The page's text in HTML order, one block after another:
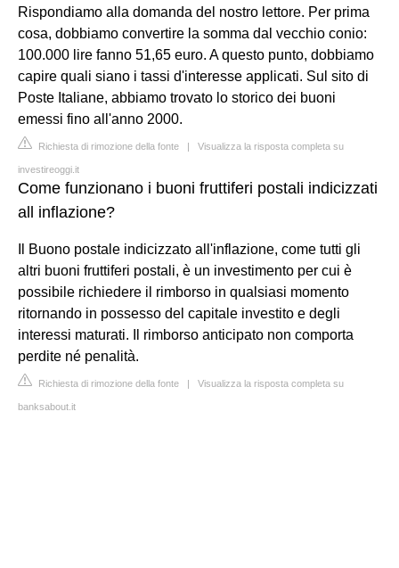
Rispondiamo alla domanda del nostro lettore. Per prima
cosa, dobbiamo convertire la somma dal vecchio conio:
100.000 lire fanno 51,65 euro. A questo punto, dobbiamo
capire quali siano i tassi d'interesse applicati. Sul sito di
Poste Italiane, abbiamo trovato lo storico dei buoni
emessi fino all'anno 2000.
Richiesta di rimozione della fonte | Visualizza la risposta completa su
investireoggi.it
Come funzionano i buoni fruttiferi postali indicizzati
all inflazione?
Il Buono postale indicizzato all'inflazione, come tutti gli
altri buoni fruttiferi postali, è un investimento per cui è
possibile richiedere il rimborso in qualsiasi momento
ritornando in possesso del capitale investito e degli
interessi maturati. Il rimborso anticipato non comporta
perdite né penalità.
Richiesta di rimozione della fonte | Visualizza la risposta completa su
banksabout.it